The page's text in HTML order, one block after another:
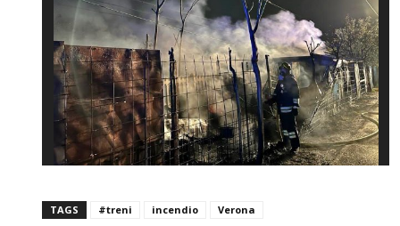
TAGS #treni incendio Verona